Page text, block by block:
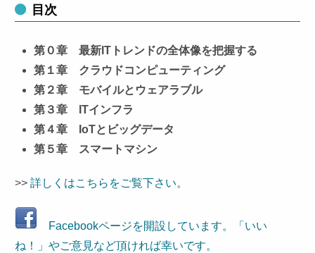
目次
第０章 最新ITトレンドの全体像を把握する
第１章 クラウドコンピューティング
第２章 モバイルとウェアラブル
第３章 ITインフラ
第４章 IoTとビッグデータ
第５章 スマートマシン
>>詳しくはこちらをご覧下さい。
Facebookページを開設しています。「いい
ね！」やご意見など頂ければ幸いです。